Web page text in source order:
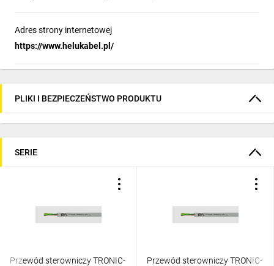
Adres strony internetowej
https://www.helukabel.pl/
PLIKI I BEZPIECZEŃSTWO PRODUKTU
SERIE
Przewód sterowniczy TRONIC-
Przewód sterowniczy TRONIC-